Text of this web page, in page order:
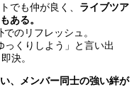
でも仲が良く、 ライブツア
ある。
のリフレッシュ。
っくりしよう」と言い出
決。
、メンバー同士の強い絆が